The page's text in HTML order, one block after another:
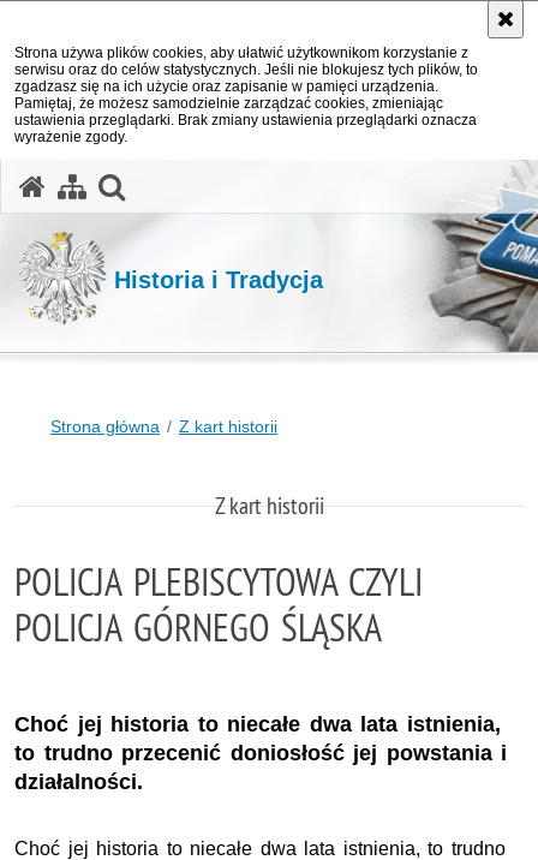
Strona używa plików cookies, aby ułatwić użytkownikom korzystanie z
serwisu oraz do celów statystycznych. Jeśli nie blokujesz tych plików, to
zgadzasz się na ich użycie oraz zapisanie w pamięci urządzenia.
Pamiętaj, że możesz samodzielnie zarządzać cookies, zmieniając
ustawienia przeglądarki. Brak zmiany ustawienia przeglądarki oznacza
wyrażenie zgody.
Historia i Tradycja
Strona główna Z kart historii
Z kart historii
POLICJA PLEBISCYTOWA CZYLI
POLICJA GÓRNEGO ŚLĄSKA
Choć jej historia to niecałe dwa lata istnienia,
to trudno przecenić doniosłość jej powstania i
działalności.
Choć jej historia to niecałe dwa lata istnienia, to trudno